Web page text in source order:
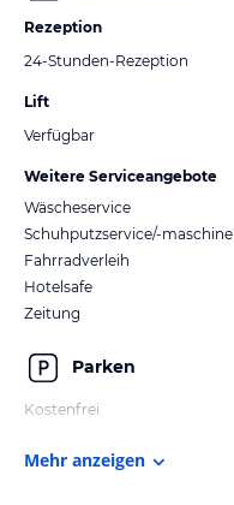
Rezeption
24-Stunden-Rezeption
Lift
Verfügbar
Weitere Serviceangebote
Wäscheservice
Schuhputzservice/-maschine
Fahrradverleih
Hotelsafe
Zeitung
Parken
Kostenfrei
Mehr anzeigen